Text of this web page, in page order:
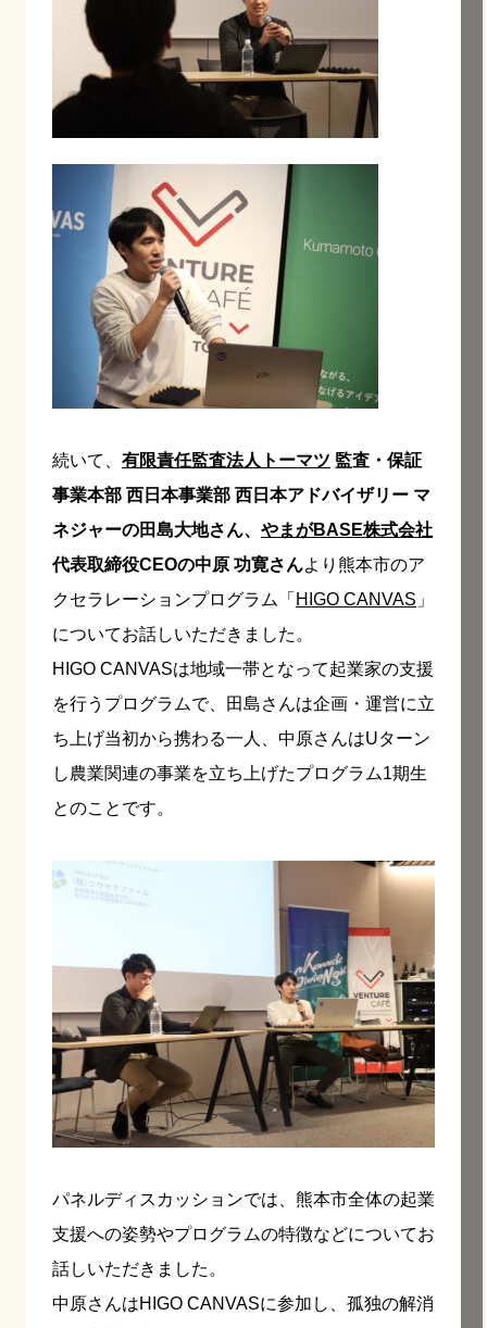
続いて、 有限責任監査法人トーマツ 監査・保証
事業本部 西日本事業部 西日本アドバイザリー マ
ネジャーの田島大地さん、 やまがBASE株式会社
代表取締役CEOの中原 功寛さんより熊本市のア
クセラレーションプログラム「 HIGO CANVAS 」
についてお話しいただきました。
HIGO CANVASは地域一帯となって起業家の支援
を行うプログラムで、田島さんは企画・運営に立
ち上げ当初から携わる一人、中原さんはUターン
し農業関連の事業を立ち上げたプログラム1期生
とのことです。
パネルディスカッションでは、熊本市全体の起業
支援への姿勢やプログラムの特徴などについてお
話しいただきました。
中原さんはHIGO CANVASに参加し、孤独の解消